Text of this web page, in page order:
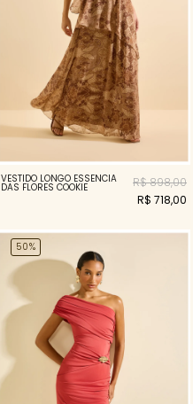
VESTIDO LONGO ESSENCIA
DAS FLORES COOKIE
R$ 898,00
R$ 718,00
50%